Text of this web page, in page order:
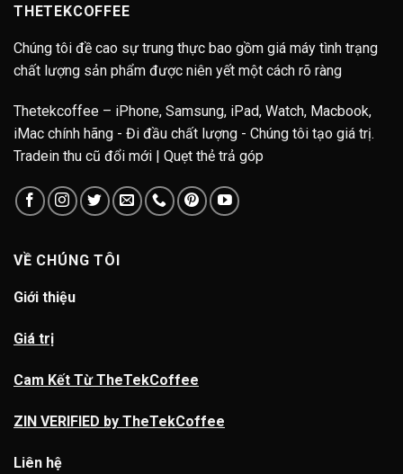
THETEKCOFFEE
Chúng tôi đề cao sự trung thực bao gồm giá máy tình trạng
chất lượng sản phẩm được niên yết một cách rõ ràng
Thetekcoffee – iPhone, Samsung, iPad, Watch, Macbook,
iMac chính hãng - Đi đầu chất lượng - Chúng tôi tạo giá trị.
Tradein thu cũ đổi mới | Quẹt thẻ trả góp
VỀ CHÚNG TÔI
Giới thiệu
Giá trị
Cam Kết Từ TheTekCoffee
ZIN VERIFIED by TheTekCoffee
Liên hệ